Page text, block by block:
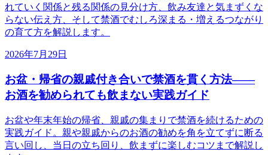
れていく関係と残る関係の見分け方、飲み友達と気まずくな
らない伝え方、そして禁酒でむしろ深まる・増えるつながり
の育て方を解説します。
2026年7月29日
お盆・帰省の親戚付き合いで禁酒を貫く方法——
お酒を勧められても飲まない実践ガイド
お盆や年末年始の帰省、親戚の集まりで禁酒を続けるための
実践ガイド。親や親戚からのお酒の勧めを角を立てずに断る
言い回し、当日の立ち回り、飲まずに楽しむコツまで解説し